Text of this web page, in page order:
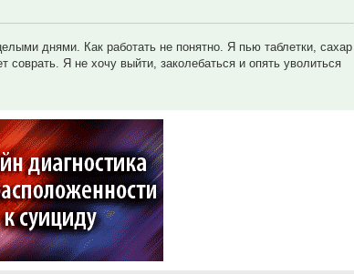
днями. Как работать не понятно. Я пью таблетки, сахар
Я не хочу выйти, заколебаться и опять уволиться